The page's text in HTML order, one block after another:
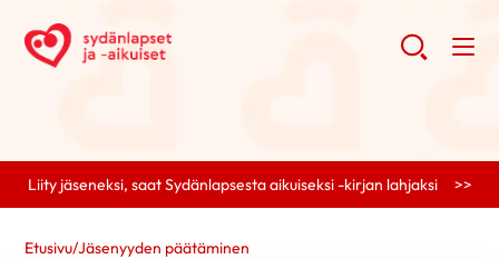
Liity jäseneksi, saat Sydänlapsesta aikuiseksi -kirjan lahjaksi >>
Etusivu/Jäsenyyden päätäminen